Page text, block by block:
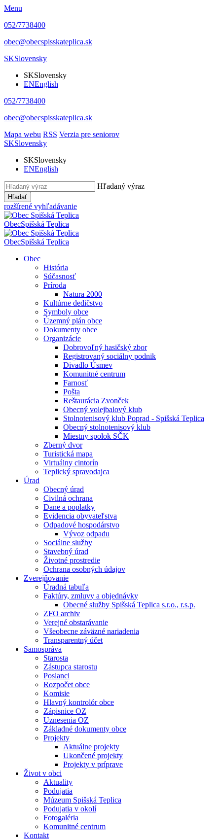
Menu
052/7738400
obec@obecspisskateplica.sk
SKSlovensky
SKSlovensky
ENEnglish
052/7738400
obec@obecspisskateplica.sk
Mapa webu RSS Verzia pre seniorov
SKSlovensky
SKSlovensky
ENEnglish
Hľadaný výraz
Hľadať
rozšírené vyhľadávanie
ObecSpišská Teplica
ObecSpišská Teplica
Obec
História
Súčasnosť
Príroda
Natura 2000
Kultúrne dedičstvo
Symboly obce
Územný plán obce
Dokumenty obce
Organizácie
Dobrovoľný hasičský zbor
Registrovaný sociálny podnik
Divadlo Úsmev
Komunitné centrum
Farnosť
Pošta
Reštaurácia Zvonček
Obecný volejbalový klub
Stolnotenisový klub Poprad - Spišská Teplica
Obecný stolnotenisový klub
Miestny spolok SČK
Zberný dvor
Turistická mapa
Virtuálny cintorín
Teplický spravodajca
Úrad
Obecný úrad
Civilná ochrana
Dane a poplatky
Evidencia obyvateľstva
Odpadové hospodárstvo
Vývoz odpadu
Sociálne služby
Stavebný úrad
Životné prostredie
Ochrana osobných údajov
Zverejňovanie
Úradná tabuľa
Faktúry, zmluvy a objednávky
Obecné služby Spišská Teplica s.r.o., r.s.p.
ZFO archiv
Verejné obstarávanie
Všeobecne záväzné nariadenia
Transparentný účet
Samospráva
Starosta
Zástupca starostu
Poslanci
Rozpočet obce
Komisie
Hlavný kontrolór obce
Zápisnice OZ
Uznesenia OZ
Základné dokumenty obce
Projekty
Aktuálne projekty
Ukončené projekty
Projekty v príprave
Život v obci
Aktuality
Podujatia
Múzeum Spišská Teplica
Podujatia v okolí
Fotogaléria
Komunitné centrum
Kontakt